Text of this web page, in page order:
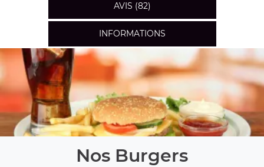
AVIS (82)
INFORMATIONS
Nos Burgers